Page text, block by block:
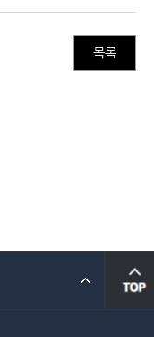
목록